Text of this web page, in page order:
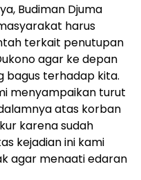
Budiman Djuma
harus
terkait penutupan
agar ke depan
bagus terhadap kita.
menyampaikan turut
atas korban
karena sudah
kejadian ini kami
agar menaati edaran